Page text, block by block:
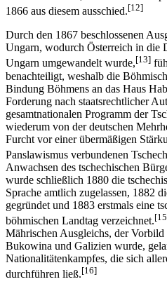
1866 aus diesem ausschied.[12]
Durch den 1867 beschlossenen
Ungarn, wodurch Österreich in die
Ungarn umgewandelt wurde,[13]
benachteiligt, weshalb die
Bindung Böhmens an das Haus
Forderung nach staatsrechtlicher
gesamtnationalen Programm der
wiederum von der deutschen
Furcht vor einer übermäßigen
Panslawismus verbundenen
Anwachsen des tschechischen
wurde schließlich 1880 die
Sprache amtlich zugelassen, 1882
gegründet und 1883 erstmals eine
böhmischen Landtag verzeichnet.
Mährischen Ausgleichs, der
Bukowina und Galizien wurde,
Nationalitätenkampfes, die sich
durchführen ließ.[16]